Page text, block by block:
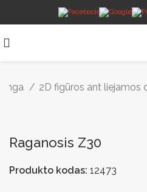
2D figūros ant liejamos
Raganosis Z30
Produkto kodas: 12473